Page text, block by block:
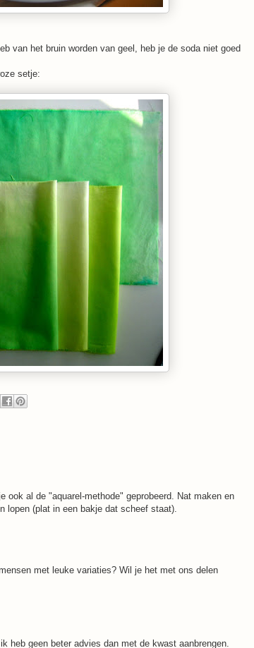
van het bruin worden van geel, heb je de soda niet goed
setje:
ook al de "aquarel-methode" geprobeerd. Nat maken en
lopen (plat in een bakje dat scheef staat).
met leuke variaties? Wil je het met ons delen
heb geen beter advies dan met de kwast aanbrengen.